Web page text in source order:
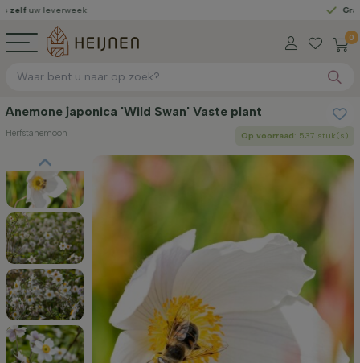
Gratis
0
Anemone japonica 'Wild Swan' Vaste plant
Herfstanemoon Op voorraad: 537 stuk(s)